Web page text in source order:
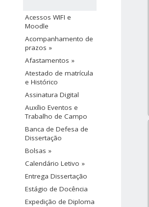
Acessos WIFI e
Moodle
Acompanhamento de
prazos »
Afastamentos »
Atestado de matrícula
e Histórico
Assinatura Digital
Auxílio Eventos e
Trabalho de Campo
Banca de Defesa de
Dissertação
Bolsas »
Calendário Letivo »
Entrega Dissertação
Estágio de Docência
Expedição de Diploma